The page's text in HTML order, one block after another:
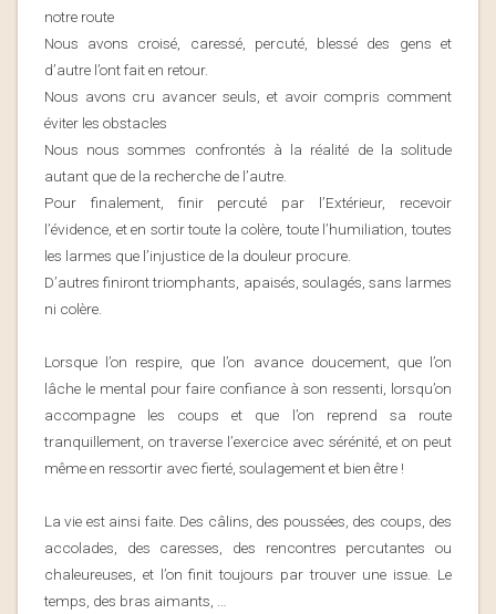
notre route
Nous avons croisé, caressé, percuté, blessé des gens et
d’autre l’ont fait en retour.
Nous avons cru avancer seuls, et avoir compris comment
éviter les obstacles
Nous nous sommes confrontés à la réalité de la solitude
autant que de la recherche de l’autre.
Pour finalement, finir percuté par l’Extérieur, recevoir
l’évidence, et en sortir toute la colère, toute l’humiliation, toutes
les larmes que l’injustice de la douleur procure.
D’autres finiront triomphants, apaisés, soulagés, sans larmes
ni colère.
Lorsque l’on respire, que l’on avance doucement, que l’on
lâche le mental pour faire confiance à son ressenti, lorsqu’on
accompagne les coups et que l’on reprend sa route
tranquillement, on traverse l’exercice avec sérénité, et on peut
même en ressortir avec fierté, soulagement et bien être !
La vie est ainsi faite. Des câlins, des poussées, des coups, des
accolades, des caresses, des rencontres percutantes ou
chaleureuses, et l’on finit toujours par trouver une issue. Le
temps, des bras aimants, …